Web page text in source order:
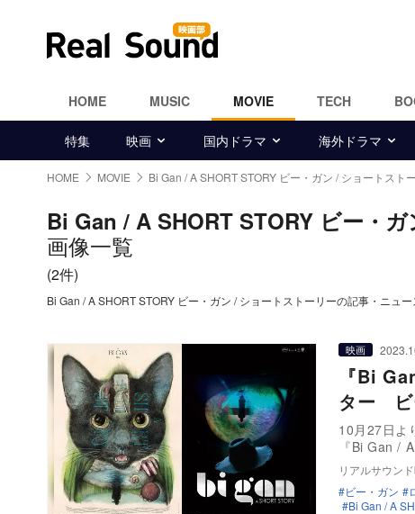
HOME MUSIC MOVIE TECH
特集 映画 国内ドラマ 海外ドラマ
HOME MOVIE Bi Gan / A SHORT STORY ビー・ガン / ショートスト
Bi Gan / A SHORT STORY ビー・
画像一覧
(2件)
Bi Gan / A SHORT STORY ビー・ガン / ショートストーリーの記事・ニュ
映画
『Bi
ター ビ
10月27日よ
『Bi Gan /
リアルサウン
ビー・ガン
Bi Gan / A